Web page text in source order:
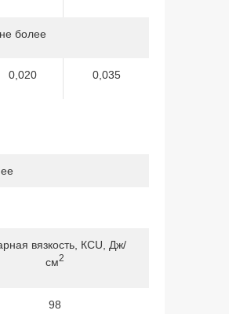
не более
0,020 0,035
вязкость, КСU, Дж/
см2
98